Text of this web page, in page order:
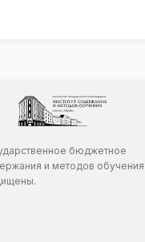
бюджетное
и методов обучения